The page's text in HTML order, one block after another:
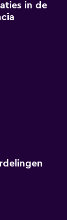
in de